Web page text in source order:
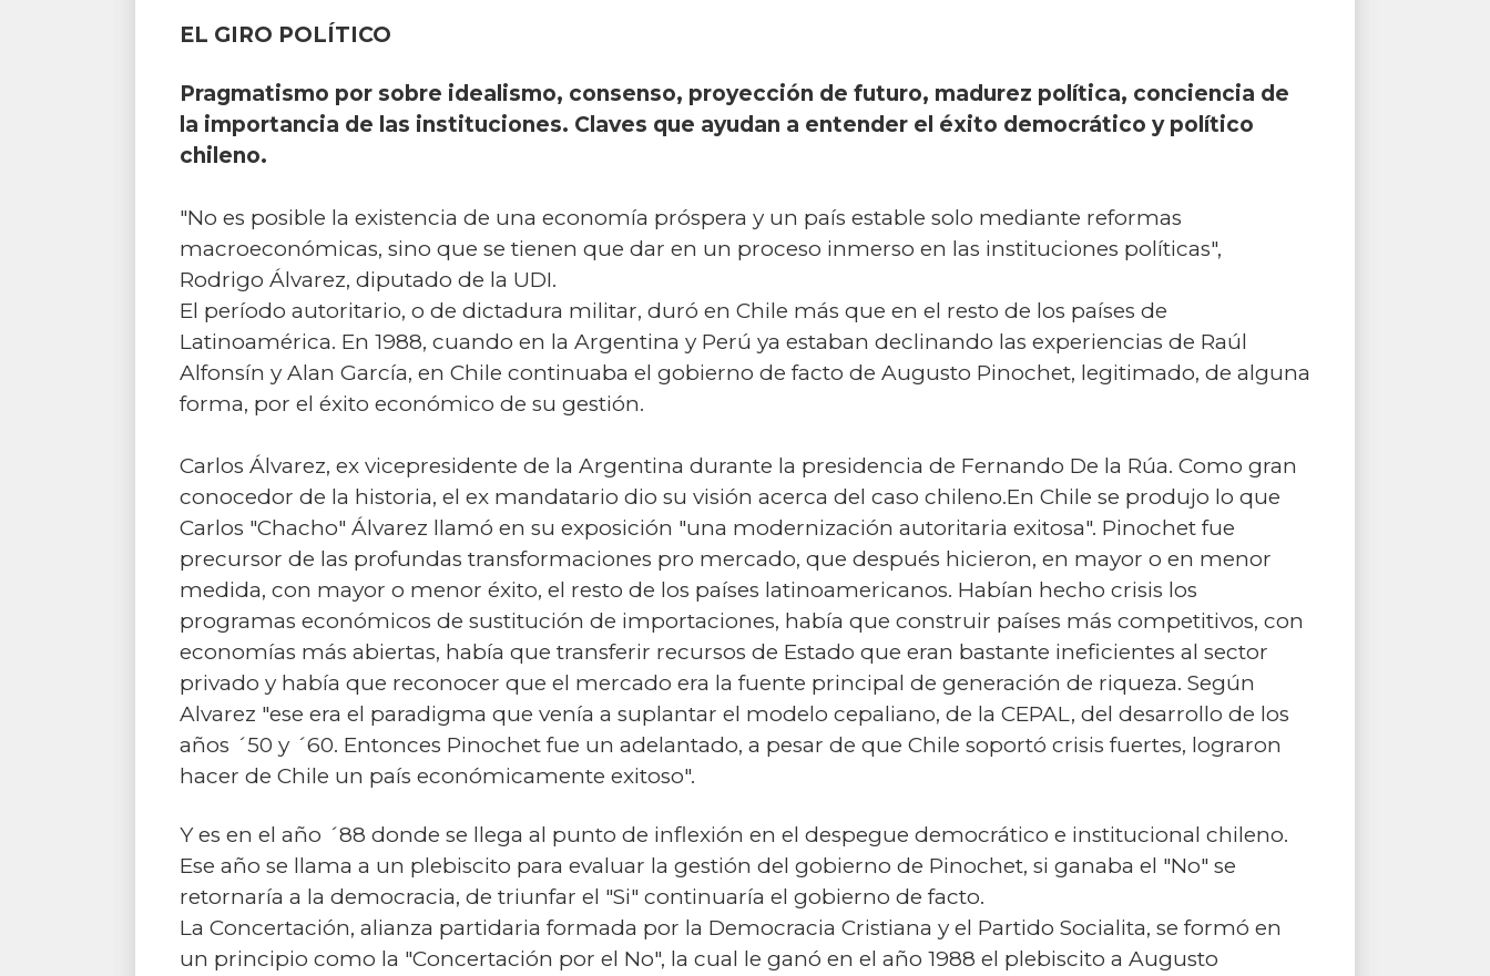
EL GIRO POLÍTICO
Pragmatismo por sobre idealismo, consenso, proyección de futuro, madurez política, conciencia de
la importancia de las instituciones. Claves que ayudan a entender el éxito democrático y político
chileno.
"No es posible la existencia de una economía próspera y un país estable solo mediante reformas
macroeconómicas, sino que se tienen que dar en un proceso inmerso en las instituciones políticas",
Rodrigo Álvarez, diputado de la UDI.
El período autoritario, o de dictadura militar, duró en Chile más que en el resto de los países de
Latinoamérica. En 1988, cuando en la Argentina y Perú ya estaban declinando las experiencias de Raúl
Alfonsín y Alan García, en Chile continuaba el gobierno de facto de Augusto Pinochet, legitimado, de alguna
forma, por el éxito económico de su gestión.
Carlos Álvarez, ex vicepresidente de la Argentina durante la presidencia de Fernando De la Rúa. Como gran
conocedor de la historia, el ex mandatario dio su visión acerca del caso chileno.En Chile se produjo lo que
Carlos "Chacho" Álvarez llamó en su exposición "una modernización autoritaria exitosa". Pinochet fue
precursor de las profundas transformaciones pro mercado, que después hicieron, en mayor o en menor
medida, con mayor o menor éxito, el resto de los países latinoamericanos. Habían hecho crisis los
programas económicos de sustitución de importaciones, había que construir países más competitivos, con
economías más abiertas, había que transferir recursos de Estado que eran bastante ineficientes al sector
privado y había que reconocer que el mercado era la fuente principal de generación de riqueza. Según
Alvarez "ese era el paradigma que venía a suplantar el modelo cepaliano, de la CEPAL, del desarrollo de los
años ´50 y ´60. Entonces Pinochet fue un adelantado, a pesar de que Chile soportó crisis fuertes, lograron
hacer de Chile un país económicamente exitoso".
Y es en el año ´88 donde se llega al punto de inflexión en el despegue democrático e institucional chileno.
Ese año se llama a un plebiscito para evaluar la gestión del gobierno de Pinochet, si ganaba el "No" se
retornaría a la democracia, de triunfar el "Si" continuaría el gobierno de facto.
La Concertación, alianza partidaria formada por la Democracia Cristiana y el Partido Socialita, se formó en
un principio como la "Concertación por el No", la cual le ganó en el año 1988 el plebiscito a Augusto